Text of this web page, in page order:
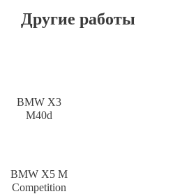
Другие работы
BMW X3
M40d
BMW X5 M
Competition